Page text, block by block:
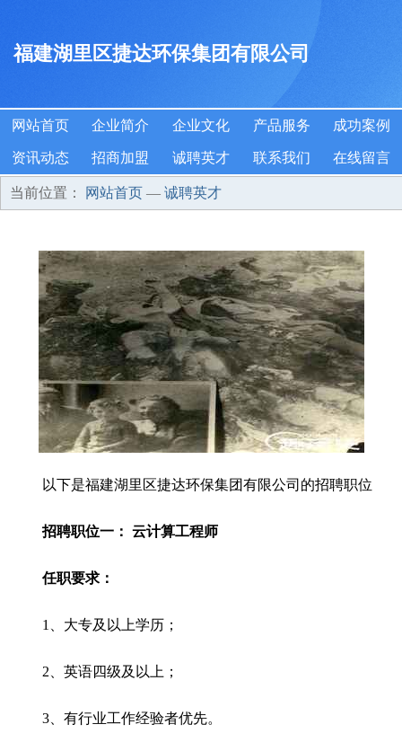
福建湖里区捷达环保集团有限公司
网站首页 企业简介 企业文化 产品服务 成功案例
资讯动态 招商加盟 诚聘英才 联系我们 在线留言
当前位置： 网站首页 — 诚聘英才
以下是福建湖里区捷达环保集团有限公司的招聘职位
招聘职位一： 云计算工程师
任职要求：
1、大专及以上学历；
2、英语四级及以上；
3、有行业工作经验者优先。